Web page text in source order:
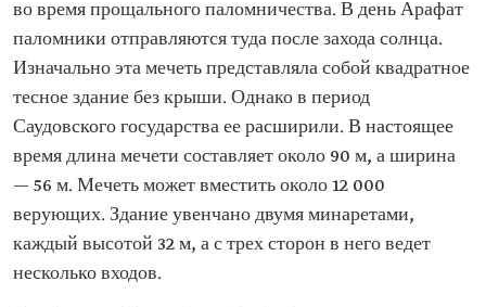
во время прощального паломничества. В день Арафат
паломники отправляются туда после захода солнца.
Изначально эта мечеть представляла собой квадратное
тесное здание без крыши. Однако в период
Саудовского государства ее расширили. В настоящее
время длина мечети составляет около 90 м, а ширина
— 56 м. Мечеть может вместить около 12 000
верующих. Здание увенчано двумя минаретами,
каждый высотой 32 м, а с трех сторон в него ведет
несколько входов.